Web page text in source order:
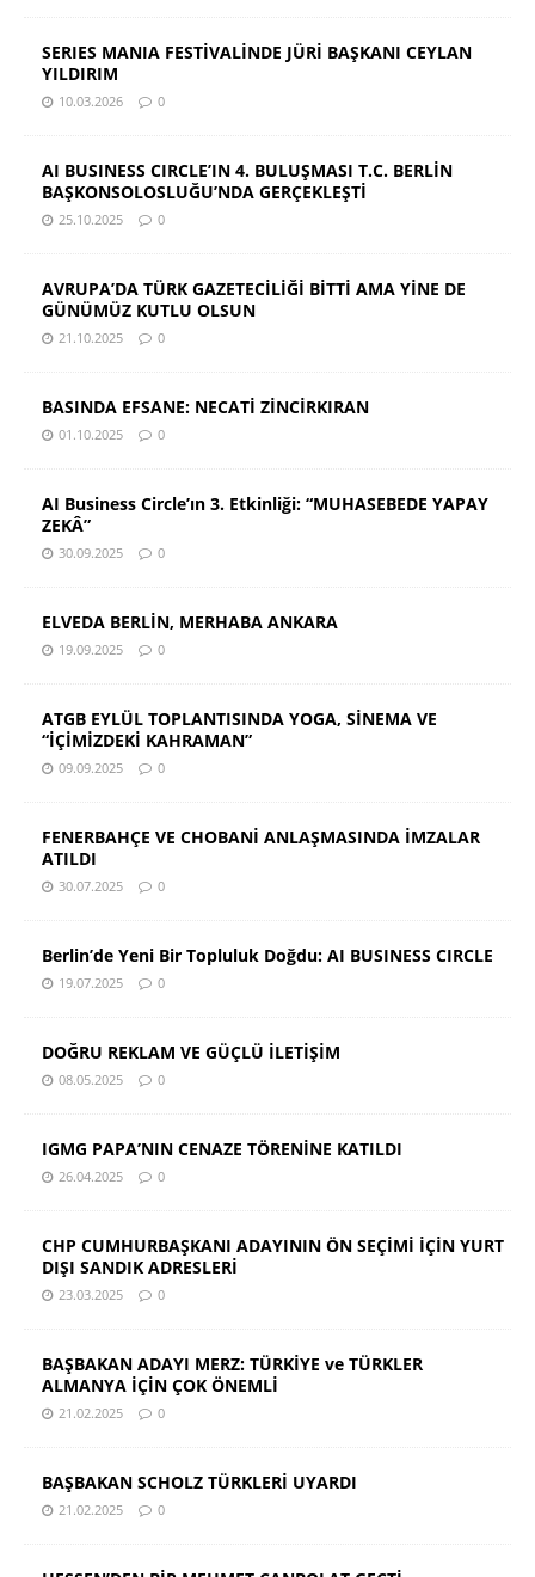
SERIES MANIA FESTİVALİNDE JÜRİ BAŞKANI CEYLAN
YILDIRIM
10.03.2026 0
AI BUSINESS CIRCLE’IN 4. BULUŞMASI T.C. BERLİN
BAŞKONSOLOSLUĞU’NDA GERÇEKLEŞTİ
25.10.2025 0
AVRUPA’DA TÜRK GAZETECİLİĞİ BİTTİ AMA YİNE DE
GÜNÜMÜZ KUTLU OLSUN
21.10.2025 0
BASINDA EFSANE: NECATİ ZİNCİRKIRAN
01.10.2025 0
AI Business Circle’ın 3. Etkinliği: “MUHASEBEDE YAPAY
ZEKÂ”
30.09.2025 0
ELVEDA BERLİN, MERHABA ANKARA
19.09.2025 0
ATGB EYLÜL TOPLANTISINDA YOGA, SİNEMA VE
“İÇİMİZDEKİ KAHRAMAN”
09.09.2025 0
FENERBAHÇE VE CHOBANİ ANLAŞMASINDA İMZALAR
ATILDI
30.07.2025 0
Berlin’de Yeni Bir Topluluk Doğdu: AI BUSINESS CIRCLE
19.07.2025 0
DOĞRU REKLAM VE GÜÇLÜ İLETİŞİM
08.05.2025 0
IGMG PAPA’NIN CENAZE TÖRENİNE KATILDI
26.04.2025 0
CHP CUMHURBAŞKANI ADAYININ ÖN SEÇİMİ İÇİN YURT
DIŞI SANDIK ADRESLERİ
23.03.2025 0
BAŞBAKAN ADAYI MERZ: TÜRKİYE ve TÜRKLER
ALMANYA İÇİN ÇOK ÖNEMLİ
21.02.2025 0
BAŞBAKAN SCHOLZ TÜRKLERİ UYARDI
21.02.2025 0